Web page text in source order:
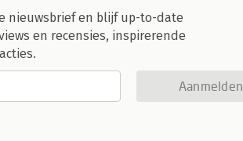
nieuwsbrief en blijf up-to-date
en recensies, inspirerende
Aanmelden